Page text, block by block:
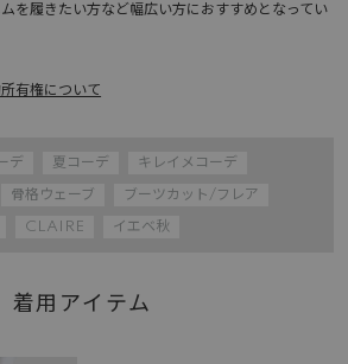
を履きたい方など幅広い方におすすめとなってい
有権について
デ 夏コーデ キレイメコーデ
骨格ウェーブ ブーツカット/フレア
CLAIRE イエベ秋
着用アイテム